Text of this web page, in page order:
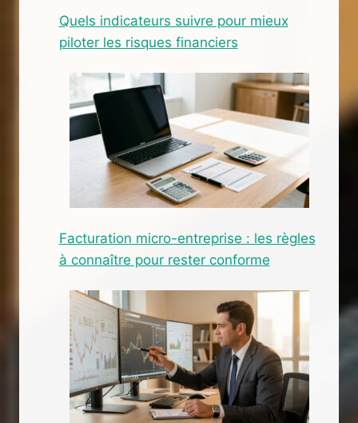
Quels indicateurs suivre pour mieux
piloter les risques financiers
Facturation micro-entreprise : les règles
à connaître pour rester conforme